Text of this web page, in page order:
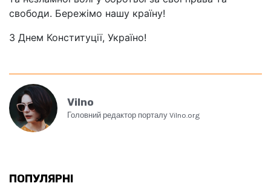
свободи. Бережімо нашу країну!
З Днем Конституції, Україно!
Vilno
Головний редактор порталу Vilno.org
ПОПУЛЯРНІ